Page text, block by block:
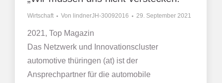
Wirtschaft Von lindnerJH-30092016 29. September 2021
2021, Top Magazin
Das Netzwerk und Innovationscluster
automotive thüringen (at) ist der
Ansprechpartner für die automobile